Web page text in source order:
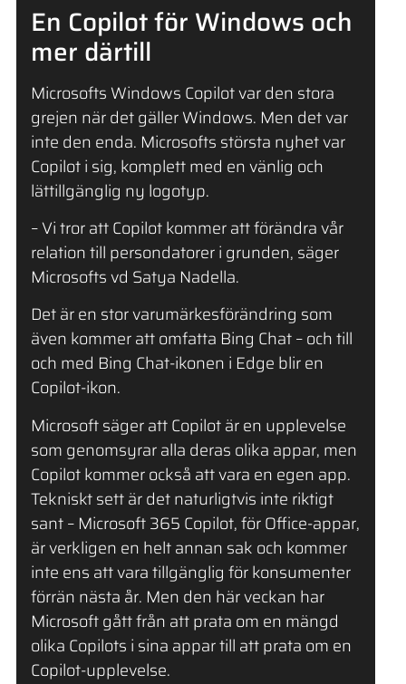
En Copilot för Windows och
mer därtill
Microsofts Windows Copilot var den stora
grejen när det gäller Windows. Men det var
inte den enda. Microsofts största nyhet var
Copilot i sig, komplett med en vänlig och
lättillgänglig ny logotyp.
– Vi tror att Copilot kommer att förändra vår
relation till persondatorer i grunden, säger
Microsofts vd Satya Nadella.
Det är en stor varumärkesförändring som
även kommer att omfatta Bing Chat – och till
och med Bing Chat-ikonen i Edge blir en
Copilot-ikon.
Microsoft säger att Copilot är en upplevelse
som genomsyrar alla deras olika appar, men
Copilot kommer också att vara en egen app.
Tekniskt sett är det naturligtvis inte riktigt
sant – Microsoft 365 Copilot, för Office-appar,
är verkligen en helt annan sak och kommer
inte ens att vara tillgänglig för konsumenter
förrän nästa år. Men den här veckan har
Microsoft gått från att prata om en mängd
olika Copilots i sina appar till att prata om en
Copilot-upplevelse.